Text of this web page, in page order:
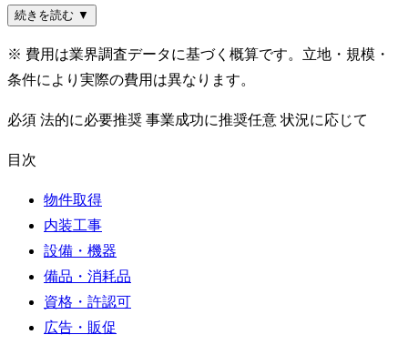
続きを読む ▼
※ 費用は業界調査データに基づく概算です。立地・規模・
条件により実際の費用は異なります。
必須 法的に必要推奨 事業成功に推奨任意 状況に応じて
目次
物件取得
内装工事
設備・機器
備品・消耗品
資格・許認可
広告・販促